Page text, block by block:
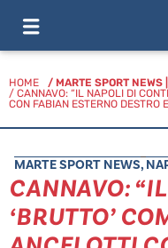
HOME / MARTE SPORT NEWS
/ CANNAVO: “IL NAPOLI DI
CON FABIAN ESTERNO DESTRO
MARTE SPORT NEWS,
CANNAVO:
‘BRUTTO’